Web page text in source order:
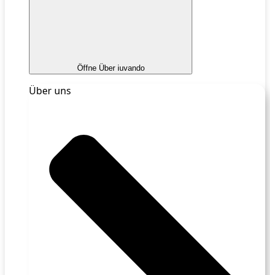
Öffne Über iuvando
Über uns